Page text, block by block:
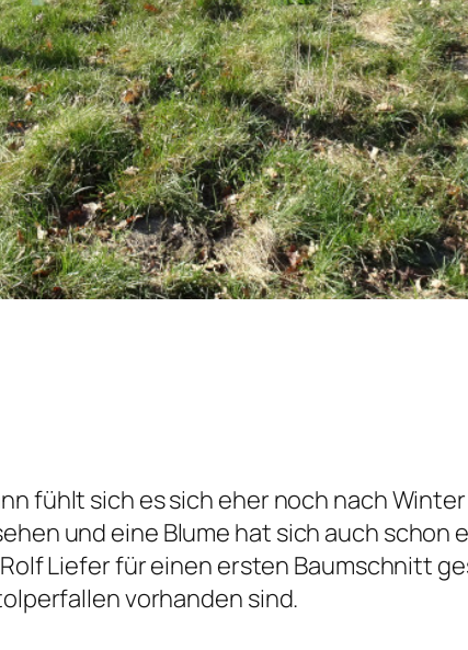
fühlt sich es sich eher noch nach
und eine Blume hat sich auch schon
Liefer für einen ersten Baumschnitt
vorhanden sind.